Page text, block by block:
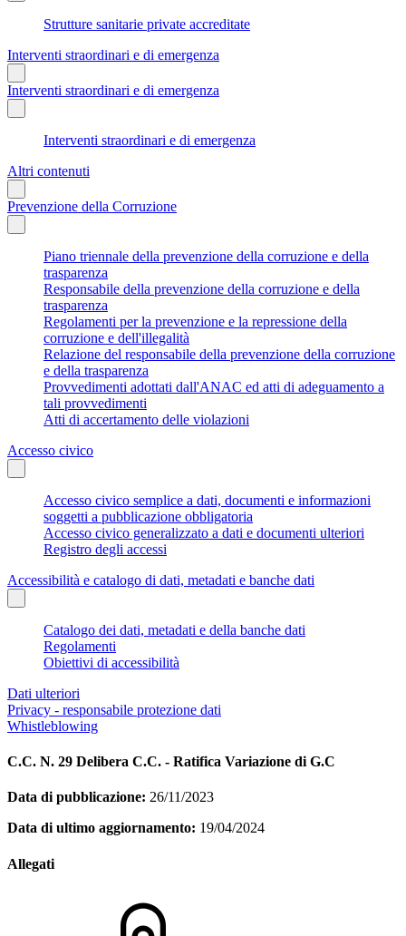
Strutture sanitarie private accreditate
Interventi straordinari e di emergenza
Interventi straordinari e di emergenza
Interventi straordinari e di emergenza
Altri contenuti
Prevenzione della Corruzione
Piano triennale della prevenzione della corruzione e della
trasparenza
Responsabile della prevenzione della corruzione e della
trasparenza
Regolamenti per la prevenzione e la repressione della
corruzione e dell'illegalità
Relazione del responsabile della prevenzione della corruzione
e della trasparenza
Provvedimenti adottati dall'ANAC ed atti di adeguamento a
tali provvedimenti
Atti di accertamento delle violazioni
Accesso civico
Accesso civico semplice a dati, documenti e informazioni
soggetti a pubblicazione obbligatoria
Accesso civico generalizzato a dati e documenti ulteriori
Registro degli accessi
Accessibilità e catalogo di dati, metadati e banche dati
Catalogo dei dati, metadati e della banche dati
Regolamenti
Obiettivi di accessibilità
Dati ulteriori
Privacy - responsabile protezione dati
Whistleblowing
C.C. N. 29 Delibera C.C. - Ratifica Variazione di G.C
Data di pubblicazione: 26/11/2023
Data di ultimo aggiornamento: 19/04/2024
Allegati